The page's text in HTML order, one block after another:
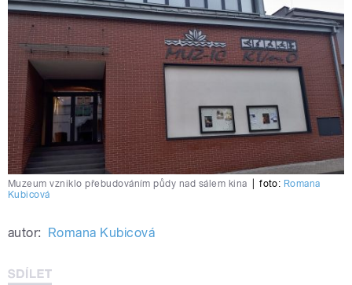
Muzeum vzniklo přebudováním půdy nad sálem kina foto: Romana
Kubicová
autor: Romana Kubicová